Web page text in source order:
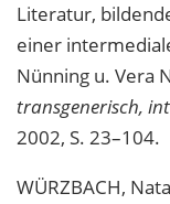
Literatur,
einer
Nünning u. Vera
transgenerisch,
2002, S. 23–104.
WÜRZBACH,